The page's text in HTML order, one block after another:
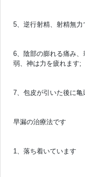
5、逆行射精、射精無力
6、陰部の膨れる痛み
弱、神は力を疲れます;
7、包皮が引いた後に亀
早漏の治療法です
1、落ち着いています